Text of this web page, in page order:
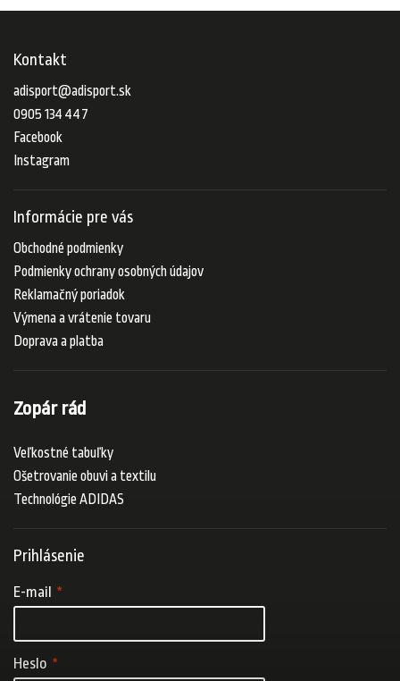
Kontakt
adisport@adisport.sk
0905 134 447
Facebook
Instagram
Informácie pre vás
Obchodné podmienky
Podmienky ochrany osobných údajov
Reklamačný poriadok
Výmena a vrátenie tovaru
Doprava a platba
Zopár rád
Veľkostné tabuľky
Ošetrovanie obuvi a textilu
Technológie ADIDAS
Prihlásenie
E-mail
Heslo